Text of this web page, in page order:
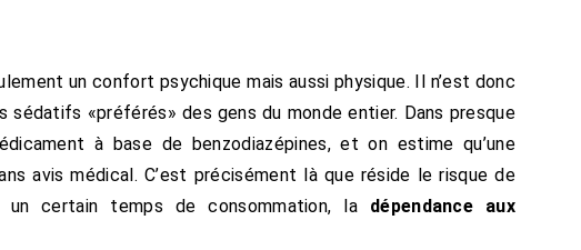
un confort psychique mais aussi physique. Il n’est donc
sédatifs «préférés» des gens du monde entier. Dans presque
à base de benzodiazépines, et on estime qu’une
avis médical. C’est précisément là que réside le risque de
certain temps de consommation, la dépendance aux